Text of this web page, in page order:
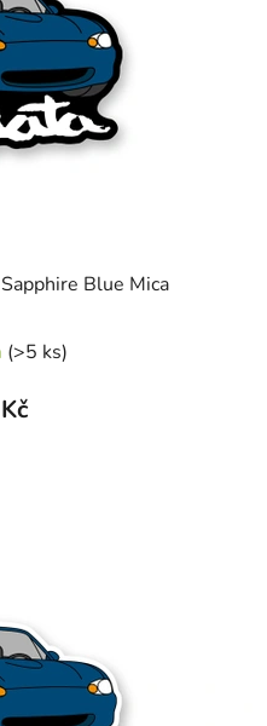
Blue Mica
(>5 ks)